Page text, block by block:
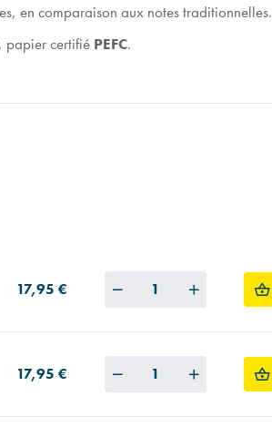
en comparaison aux notes traditionnelles.
, papier certifié PEFC.
17,95 € Quantity
17,95 € Quantity